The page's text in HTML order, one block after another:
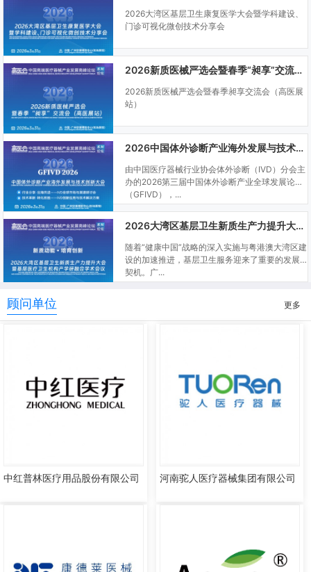
2026大湾区基层卫生康复医学大会暨学科建设、
门诊可视化微创技术分享会
2026新质医械严选会暨春季“昶享”交流会（高医展站）
2026新质医械严选会暨春季昶享交流会（高医展
站）
2026中国体外诊断产业海外发展与技术创新大会
由中国医疗器械行业协会体外诊断（IVD）分会主
办的2026第三届中国体外诊断产业全球发展论坛
（GFIVD），...
2026大湾区基层卫生新质生产力提升大会暨基层医疗卫生机构产学研融合学术会议
随着“健康中国”战略的深入实施与粤港澳大湾区建
设的加速推进，基层卫生服务迎来了重要的发展
契机。广...
顾问单位 更多
中红普林医疗用品股份有限公司 河南驼人医疗器械集团有限公司